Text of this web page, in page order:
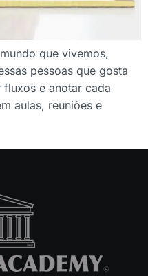
que vivemos,
pessoas que gosta
fluxos e anotar cada
aulas, reuniões e